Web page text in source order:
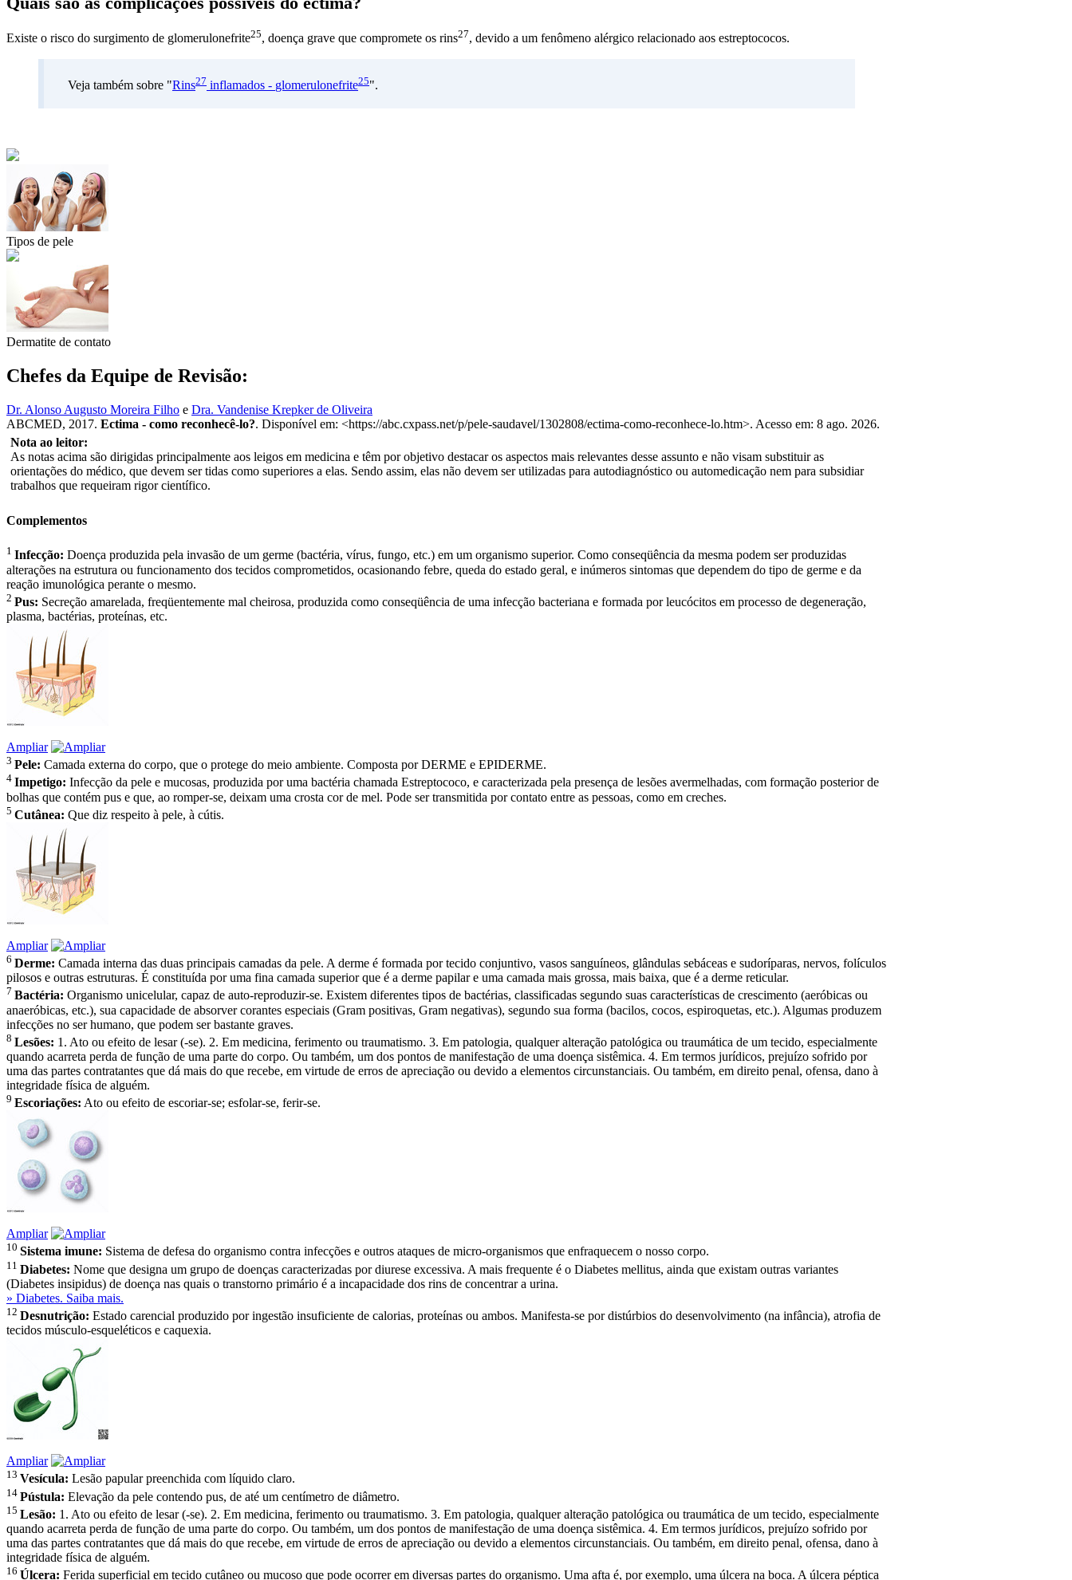
Existe o risco do surgimento de glomerulonefrite25, doença grave que compromete os rins27, devido a um fenômeno alérgico relacionado aos estreptococos.
Veja também sobre "Rins27 inflamados - glomerulonefrite25".
Tipos de pele
Dermatite de contato
Chefes da Equipe de Revisão:
Dr. Alonso Augusto Moreira Filho e Dra. Vandenise Krepker de Oliveira
ABCMED, 2017. Ectima - como reconhecê-lo?. Disponível em: <https://abc.cxpass.net/p/pele-saudavel/1302808/ectima-como-reconhece-lo.htm>. Acesso em: 8 ago. 2026.
Nota ao leitor:
As notas acima são dirigidas principalmente aos leigos em medicina e têm por objetivo destacar os aspectos mais relevantes desse assunto e não visam substituir as
orientações do médico, que devem ser tidas como superiores a elas. Sendo assim, elas não devem ser utilizadas para autodiagnóstico ou automedicação nem para subsidiar
trabalhos que requeiram rigor científico.
Complementos
1 Infecção: Doença produzida pela invasão de um germe (bactéria, vírus, fungo, etc.) em um organismo superior. Como conseqüência da mesma podem ser produzidas
alterações na estrutura ou funcionamento dos tecidos comprometidos, ocasionando febre, queda do estado geral, e inúmeros sintomas que dependem do tipo de germe e da
reação imunológica perante o mesmo.
2 Pus: Secreção amarelada, freqüentemente mal cheirosa, produzida como conseqüência de uma infecção bacteriana e formada por leucócitos em processo de degeneração,
plasma, bactérias, proteínas, etc.
Ampliar
3 Pele: Camada externa do corpo, que o protege do meio ambiente. Composta por DERME e EPIDERME.
4 Impetigo: Infecção da pele e mucosas, produzida por uma bactéria chamada Estreptococo, e caracterizada pela presença de lesões avermelhadas, com formação posterior de
bolhas que contém pus e que, ao romper-se, deixam uma crosta cor de mel. Pode ser transmitida por contato entre as pessoas, como em creches.
5 Cutânea: Que diz respeito à pele, à cútis.
Ampliar
6 Derme: Camada interna das duas principais camadas da pele. A derme é formada por tecido conjuntivo, vasos sanguíneos, glândulas sebáceas e sudoríparas, nervos, folículos
pilosos e outras estruturas. É constituída por uma fina camada superior que é a derme papilar e uma camada mais grossa, mais baixa, que é a derme reticular.
7 Bactéria: Organismo unicelular, capaz de auto-reproduzir-se. Existem diferentes tipos de bactérias, classificadas segundo suas características de crescimento (aeróbicas ou
anaeróbicas, etc.), sua capacidade de absorver corantes especiais (Gram positivas, Gram negativas), segundo sua forma (bacilos, cocos, espiroquetas, etc.). Algumas produzem
infecções no ser humano, que podem ser bastante graves.
8 Lesões: 1. Ato ou efeito de lesar (-se). 2. Em medicina, ferimento ou traumatismo. 3. Em patologia, qualquer alteração patológica ou traumática de um tecido, especialmente
quando acarreta perda de função de uma parte do corpo. Ou também, um dos pontos de manifestação de uma doença sistêmica. 4. Em termos jurídicos, prejuízo sofrido por
uma das partes contratantes que dá mais do que recebe, em virtude de erros de apreciação ou devido a elementos circunstanciais. Ou também, em direito penal, ofensa, dano à
integridade física de alguém.
9 Escoriações: Ato ou efeito de escoriar-se; esfolar-se, ferir-se.
Ampliar
10 Sistema imune: Sistema de defesa do organismo contra infecções e outros ataques de micro-organismos que enfraquecem o nosso corpo.
11 Diabetes: Nome que designa um grupo de doenças caracterizadas por diurese excessiva. A mais frequente é o Diabetes mellitus, ainda que existam outras variantes
(Diabetes insipidus) de doença nas quais o transtorno primário é a incapacidade dos rins de concentrar a urina.
» Diabetes. Saiba mais.
12 Desnutrição: Estado carencial produzido por ingestão insuficiente de calorias, proteínas ou ambos. Manifesta-se por distúrbios do desenvolvimento (na infância), atrofia de
tecidos músculo-esqueléticos e caquexia.
Ampliar
13 Vesícula: Lesão papular preenchida com líquido claro.
14 Pústula: Elevação da pele contendo pus, de até um centímetro de diâmetro.
15 Lesão: 1. Ato ou efeito de lesar (-se). 2. Em medicina, ferimento ou traumatismo. 3. Em patologia, qualquer alteração patológica ou traumática de um tecido, especialmente
quando acarreta perda de função de uma parte do corpo. Ou também, um dos pontos de manifestação de uma doença sistêmica. 4. Em termos jurídicos, prejuízo sofrido por
uma das partes contratantes que dá mais do que recebe, em virtude de erros de apreciação ou devido a elementos circunstanciais. Ou também, em direito penal, ofensa, dano à
integridade física de alguém.
16 Úlcera: Ferida superficial em tecido cutâneo ou mucoso que pode ocorrer em diversas partes do organismo. Uma afta é, por exemplo, uma úlcera na boca. A úlcera péptica